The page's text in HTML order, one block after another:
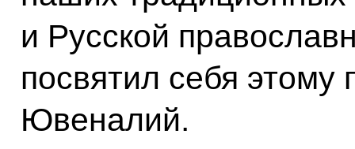
и Русской
посвятил себя этому
Ювеналий.